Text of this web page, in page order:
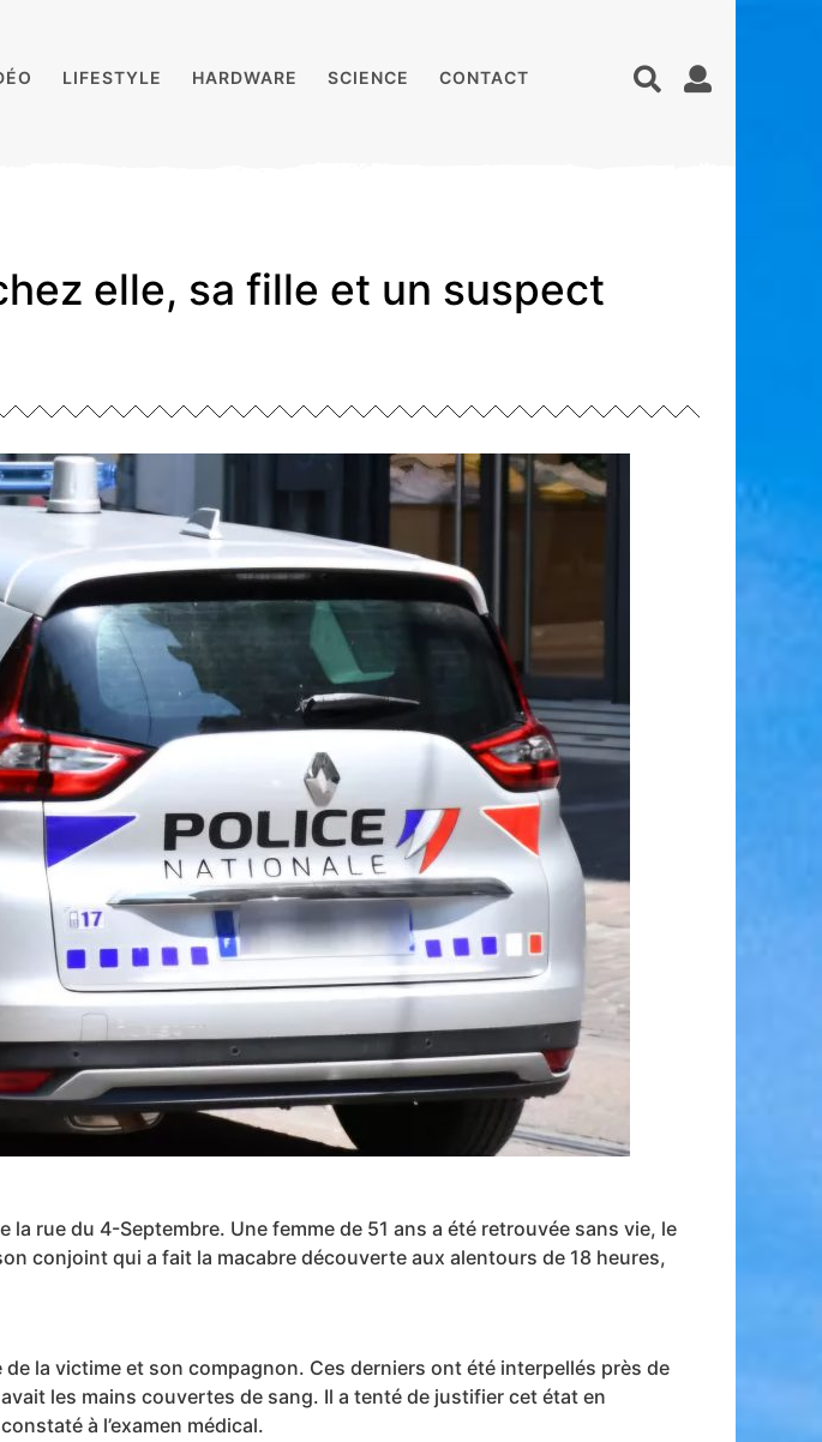
LIFESTYLE HARDWARE SCIENCE CONTACT
elle, sa fille et un suspect
rue du 4-Septembre. Une femme de 51 ans a été retrouvée sans vie, le
conjoint qui a fait la macabre découverte aux alentours de 18 heures,
la victime et son compagnon. Ces derniers ont été interpellés près de
les mains couvertes de sang. Il a tenté de justifier cet état en
à l’examen médical.